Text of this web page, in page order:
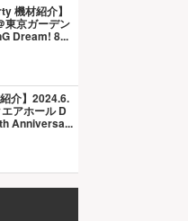
機材紹介】
東京ガーデン
Dream! 8...
介】2024.6.
アホール D
Anniversa...